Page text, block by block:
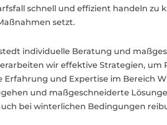
schnell und effizient handeln
setzt.
individuelle Beratung und
wir effektive Strategien,
und Expertise im Bereich
und maßgeschneiderte
bei winterlichen Bedingungen